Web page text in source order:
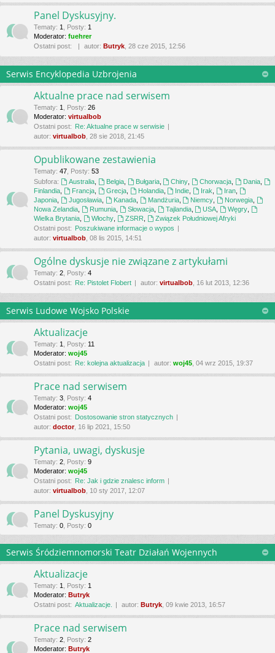
Panel Dyskusyjny.
Tematy: 1 Posty: 1
Moderator: fuehrer
Ostatni post:
autor: Butryk , 28 cze 2015, 12:56
Serwis Encyklopedia Uzbrojenia
Aktualne prace nad serwisem
Tematy: 1 Posty: 26
Moderator: virtualbob
Ostatni post: Re: Aktualne prace w serwisie
autor: virtualbob , 28 sie 2018, 21:45
Opublikowane zestawienia
Tematy: 47 Posty: 53
Subfora:
Australia, Belgia, Bułgaria, Chiny Chorwacja Dania
Finlandia
Francja, Grecja, Holandia, Indie Irak Iran
Japonia
Jugosławia, Kanada, Mandżuria, Niemcy Norwegia
Nowa Zelandia
Rumunia, Słowacja, Tajlandia, USA Węgry
Wielka Brytania
Włochy, ZSRR
Związek Południowej Afryki
Ostatni post: Poszukiwane informacje o wypos
autor: virtualbob , 08 lis 2015, 14:51
Ogólne dyskusje nie związane z artykułami
Tematy: 2 Posty: 4
Ostatni post: Re: Pistolet Flobert autor: virtualbob , 16 lut 2013, 12:36
Serwis Ludowe Wojsko Polskie
Aktualizacje
Tematy: 1 Posty: 11
Moderator: woj45
Ostatni post: Re: kolejna aktualizacja autor: woj45 , 04 wrz 2015, 19:37
Prace nad serwisem
Tematy: 3 Posty: 4
Moderator: woj45
Ostatni post: Dostosowanie stron statycznych
autor: doctor, 16 lip 2021, 15:50
Pytania, uwagi, dyskusje
Tematy: 2 Posty: 9
Moderator: woj45
Ostatni post: Re: Jak i gdzie znalesc inform
autor: virtualbob , 10 sty 2017, 12:07
Panel Dyskusyjny
Tematy: 0 Posty: 0
Serwis Śródziemnomorski Teatr Działań Wojennych
Aktualizacje
Tematy: 1 Posty: 1
Moderator: Butryk
Ostatni post: Aktualizacje. autor: Butryk , 09 kwie 2013, 16:57
Prace nad serwisem
Tematy: 2 Posty: 2
Moderator: Butryk